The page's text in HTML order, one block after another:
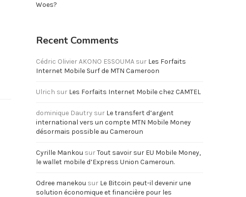
Woes?
Recent Comments
Cédric Olivier AKONO ESSOUMA sur Les Forfaits
Internet Mobile Surf de MTN Cameroon
Ulrich sur Les Forfaits Internet Mobile chez CAMTEL
dominique Dautry sur Le transfert d’argent
international vers un compte MTN Mobile Money
désormais possible au Cameroun
Cyrille Mankou surTout savoir sur EU Mobile Money,
le wallet mobile d’Express Union Cameroun.
Odree manekou sur Le Bitcoin peut-il devenir une
solution économique et financière pour les